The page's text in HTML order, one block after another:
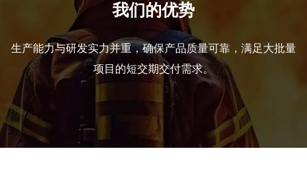
我们的优势
生产能力与研发实力并重，确保产品质量可靠，满足大批量
项目的短交期交付需求。